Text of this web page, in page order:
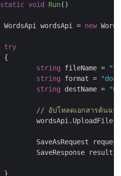
static void Run( )
			WordsApi wordsApi =
new
try
string fileName =
string format =
string destName =
// อัปโหลดเอกสารต้นฉบั
				wordsApi.UploadFile(
SaveAsRequest